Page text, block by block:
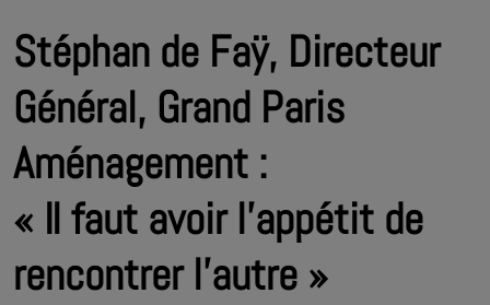
Stéphan de Faÿ, Directeur
Général, Grand Paris
Aménagement :
« Il faut avoir l’appétit de
rencontrer l’autre »